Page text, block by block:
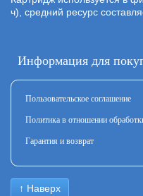
Информация для
Пользовательское соглашение
Политика в отношении
Гарантия и возврат
↑ Наверх
ч), средний ресурс